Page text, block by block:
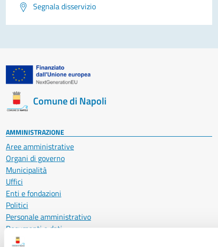
Segnala disservizio
Comune di Napoli
AMMINISTRAZIONE
Aree amministrative
Organi di governo
Municipalità
Uffici
Enti e fondazioni
Politici
Personale amministrativo
Documenti e dati
Intranet, posta aziendale e protocollo